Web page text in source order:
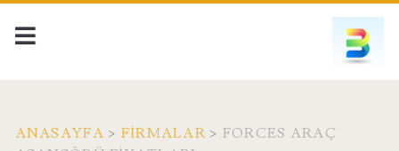
ANASAYFA > FIRMALAR> FORCES ARAÇ